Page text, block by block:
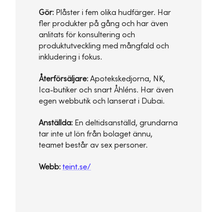
Gör: Plåster i fem olika hudfärger. Har
fler produkter på gång och har även
anlitats för konsultering och
produktutveckling med mångfald och
inkludering i fokus.
Återförsäljare: Apotekskedjorna, NK,
Ica-butiker och snart Åhléns. Har även
egen webbutik och lanserat i Dubai.
Anställda: En deltidsanställd, grundarna
tar inte ut lön från bolaget ännu,
teamet består av sex personer.
Webb: teint.se/